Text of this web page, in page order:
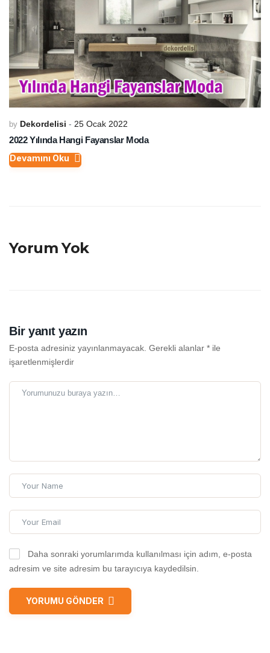
by Dekordelisi 25 Ocak 2022
2022 Yılında Hangi Fayanslar Moda
Devamını Oku
Yorum Yok
Bir yanıt yazın
E-posta adresiniz yayınlanmayacak. Gerekli alanlar * ile
işaretlenmişlerdir
Daha sonraki yorumlarımda kullanılması için adım, e-posta
adresim ve site adresim bu tarayıcıya kaydedilsin.
YORUMU GÖNDER